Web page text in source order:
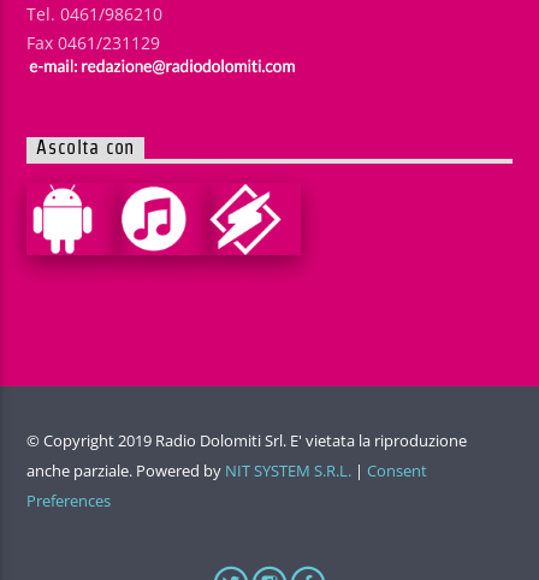
Tel. 0461/986210
Fax 0461/231129
Ascolta con
© Copyright 2019 Radio Dolomiti Srl. E' vietata la riproduzione
anche parziale. Powered by NIT SYSTEM S.R.L. | Consent
Preferences